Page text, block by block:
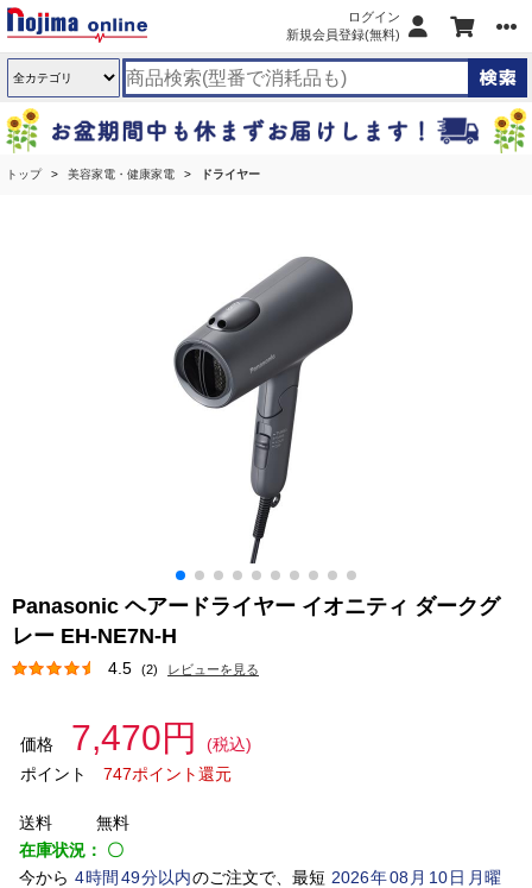
ログイン
新規会員登録(無料)
トップ 美容家電・健康家電 ドライヤー
Panasonic ヘアードライヤー イオニティ ダークグ
レー EH-NE7N-H
4.5 (2) レビューを見る
価格 7,470円
(税込)
ポイント
747ポイント還元
送料
無料
在庫状況： 〇
今から 4時間 49分以内のご注文で、最短 2026年08 月 10日月曜